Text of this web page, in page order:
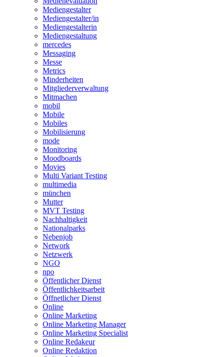
Mediengestalter
Mediengestalter/in
Mediengestalterin
Mediengestaltung
mercedes
Messaging
Messe
Metrics
Minderheiten
Mitgliederverwaltung
Mitmachen
mobil
Mobile
Mobiles
Mobilisierung
mode
Monitoring
Moodboards
Movies
Multi Variant Testing
multimedia
münchen
Mutter
MVT Testing
Nachhaltigkeit
Nationalparks
Nebenjob
Network
Netzwerk
NGO
npo
Öffentlicher Dienst
Öffentlichkeitsarbeit
Öffnetlicher Dienst
Online
Online Marketing
Online Marketing Manager
Online Marketing Specialist
Online Redakeur
Online Redaktion